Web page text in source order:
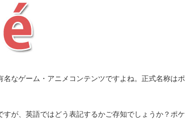
なゲーム・アニメコンテンツですよね。正式名称はポ
が、英語ではどう表記するかご存知でしょうか？ポケ